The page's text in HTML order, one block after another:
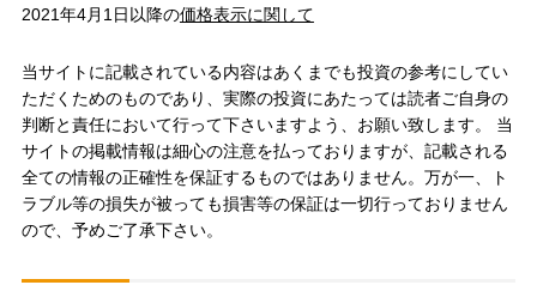
2021年4月1日以降の価格表示に関して
当サイトに記載されている内容はあくまでも投資の参考にしてい
ただくためのものであり、実際の投資にあたっては読者ご自身の
判断と責任において行って下さいますよう、お願い致します。 当
サイトの掲載情報は細心の注意を払っておりますが、記載される
全ての情報の正確性を保証するものではありません。万が一、ト
ラブル等の損失が被っても損害等の保証は一切行っておりません
ので、予めご了承下さい。